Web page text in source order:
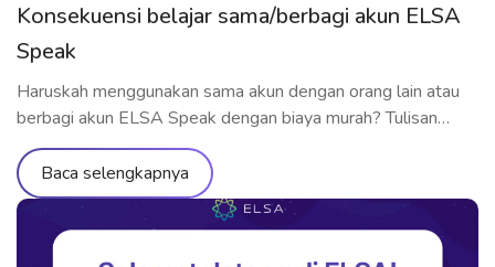
Konsekuensi belajar sama/berbagi akun ELSA
Speak
Haruskah menggunakan sama akun dengan orang lain atau
berbagi akun ELSA Speak dengan biaya murah? Tulisan
berikut ini akan menjelaskan alasannya
Baca selengkapnya